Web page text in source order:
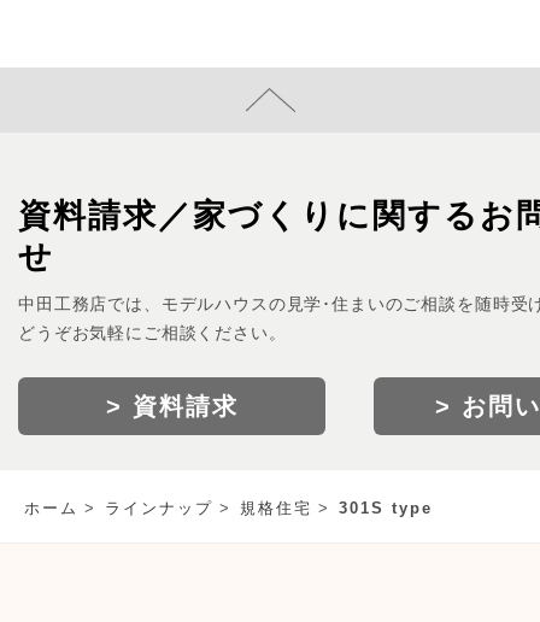
資料請求／家づくりに関するお
せ
中田工務店では、モデルハウスの見学･住まいのご相談を随時受
どうぞお気軽にご相談ください。
> 資料請求 > お問
ホーム ラインナップ 規格住宅 301S type